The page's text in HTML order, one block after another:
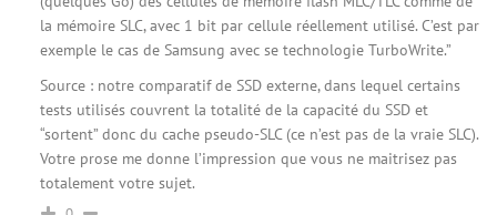
la mémoire SLC, avec 1 bit par cellule réellement utilisé. C’est par
exemple le cas de Samsung avec se technologie TurboWrite.”
Source : notre comparatif de SSD externe, dans lequel certains
tests utilisés couvrent la totalité de la capacité du SSD et
“sortent” donc du cache pseudo-SLC (ce n’est pas de la vraie SLC).
Votre prose me donne l’impression que vous ne maitrisez pas
totalement votre sujet.